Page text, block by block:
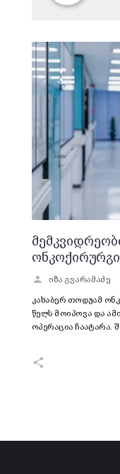
იზა გვარამაძე
კახაბერ თოდუამ
წელს მოიპოვა და
ოპერაცია ჩაატარა.